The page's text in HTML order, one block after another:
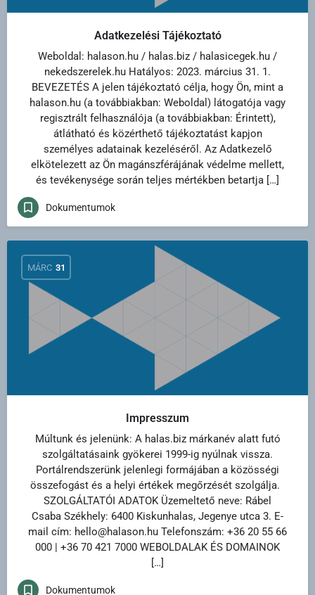
Adatkezelési Tájékoztató
Weboldal: halason.hu / halas.biz / halasicegek.hu /
nekedszerelek.hu Hatályos: 2023. március 31. 1.
BEVEZETÉS A jelen tájékoztató célja, hogy Ön, mint a
halason.hu (a továbbiakban: Weboldal) látogatója vagy
regisztrált felhasználója (a továbbiakban: Érintett),
átlátható és közérthető tájékoztatást kapjon
személyes adatainak kezeléséről. Az Adatkezelő
elkötelezett az Ön magánszférájának védelme mellett,
és tevékenysége során teljes mértékben betartja […]
Dokumentumok
MÁRC 31
Impresszum
Múltunk és jelenünk: A halas.biz márkanév alatt futó
szolgáltatásaink gyökerei 1999-ig nyúlnak vissza.
Portálrendszerünk jelenlegi formájában a közösségi
összefogást és a helyi értékek megőrzését szolgálja.
SZOLGÁLTATÓI ADATOK Üzemeltető neve: Rábel
Csaba Székhely: 6400 Kiskunhalas, Jegenye utca 3. E-
mail cím: hello@halason.hu Telefonszám: +36 20 55 66
000 | +36 70 421 7000 WEBOLDALAK ÉS DOMAINOK
[…]
Dokumentumok